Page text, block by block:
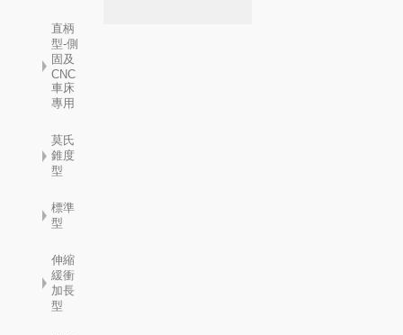
直柄
型-側
固及
CNC
車床
專用
莫氏
錐度
型
標準
型
伸縮
緩衝
加長
型